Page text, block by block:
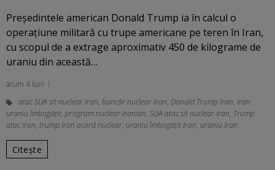
Președintele american Donald Trump ia în calcul o
operațiune militară cu trupe americane pe teren în Iran,
cu scopul de a extrage aproximativ 450 de kilograme de
uraniu din această…
acum 4 luni
atac SUA sit nuclear Iran, buncăr nuclear Iran, Donald Trump Iran, Iran
uraniu îmbogățit, program nuclear iranian, SUA atac sit nuclear Iran, Trump
atac Iran, trump Iran acord nuclear, uraniu îmbogățit Iran, uraniu Iran
Citește